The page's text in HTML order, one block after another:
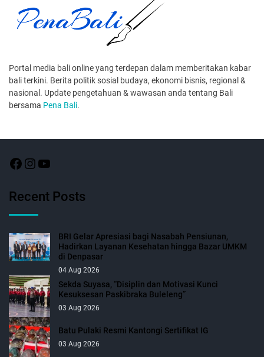
Portal media bali online yang terdepan dalam memberitakan kabar
bali terkini. Berita politik sosial budaya, ekonomi bisnis, regional &
nasional. Update pengetahuan & wawasan anda tentang Bali
bersama Pena Bali.
Recent Posts
BRI Gelar Apresiasi bagi Nasabah Pensiunan,
Hadirkan Layanan Kesehatan hingga Bazar UMKM
di Denpasar
04 Aug 2026
Sekda Suyasa, “Disiplin dan Motivasi Kunci
Kesuksesan Paskibraka Buleleng”
03 Aug 2026
Batu Pulaki Resmi Kantongi Sertifikat IG
03 Aug 2026